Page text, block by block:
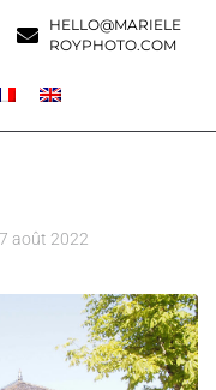
HELLO@MARIELE
ROYPHOTO.COM
7 août 2022